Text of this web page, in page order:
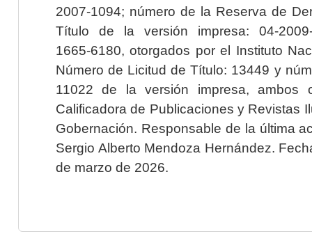
2007-1094; número de la Reserva de
Título de la versión impresa: 04-2009-
1665-6180, otorgados por el Instituto
Número de Licitud de Título: 13449 y
11022 de la versión impresa, ambos
Calificadora de Publicaciones y Revistas
Gobernación. Responsable de la última
Sergio Alberto Mendoza Hernández.
de marzo de 2026.